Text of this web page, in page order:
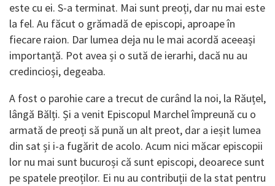
este cu ei. S-a terminat. Mai sunt preoți, dar nu mai este
la fel. Au făcut o grămadă de episcopi, aproape în
fiecare raion. Dar lumea deja nu le mai acordă aceeași
importanță. Pot avea și o sută de ierarhi, dacă nu au
credincioși, degeaba.
A fost o parohie care a trecut de curând la noi, la Răuțel,
lângă Bălți. Și a venit Episcopul Marchel împreună cu o
armată de preoți să pună un alt preot, dar a ieșit lumea
din sat și i-a fugărit de acolo. Acum nici măcar episcopii
lor nu mai sunt bucuroși că sunt episcopi, deoarece sunt
pe spatele preoților. Ei nu au contribuții de la stat pentru